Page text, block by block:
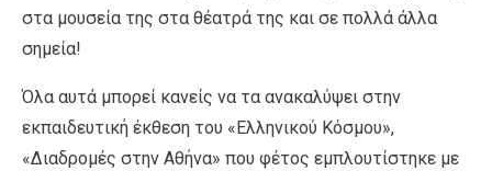
στα μουσεία της στα θέατρά της και σε πολλά άλλα
σημεία!
Όλα αυτά μπορεί κανείς να τα ανακαλύψει στην
εκπαιδευτική έκθεση του «Ελληνικού Κόσμου»,
«Διαδρομές στην Αθήνα» που φέτος εμπλουτίστηκε με